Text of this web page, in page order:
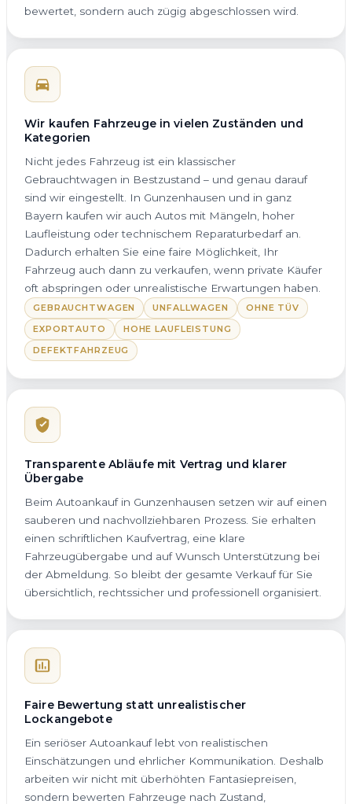
bewertet, sondern auch zügig abgeschlossen wird.
Wir kaufen Fahrzeuge in vielen Zuständen und
Kategorien
Nicht jedes Fahrzeug ist ein klassischer
Gebrauchtwagen in Bestzustand – und genau darauf
sind wir eingestellt. In Gunzenhausen und in ganz
Bayern kaufen wir auch Autos mit Mängeln, hoher
Laufleistung oder technischem Reparaturbedarf an.
Dadurch erhalten Sie eine faire Möglichkeit, Ihr
Fahrzeug auch dann zu verkaufen, wenn private Käufer
oft abspringen oder unrealistische Erwartungen haben.
GEBRAUCHTWAGEN UNFALLWAGEN
OHNE TÜV
EXPORTAUTO
HOHE LAUFLEISTUNG
DEFEKTFAHRZEUG
Transparente Abläufe mit Vertrag und klarer
Übergabe
Beim Autoankauf in Gunzenhausen setzen wir auf einen
sauberen und nachvollziehbaren Prozess. Sie erhalten
einen schriftlichen Kaufvertrag, eine klare
Fahrzeugübergabe und auf Wunsch Unterstützung bei
der Abmeldung. So bleibt der gesamte Verkauf für Sie
übersichtlich, rechtssicher und professionell organisiert.
Faire Bewertung statt unrealistischer
Lockangebote
Ein seriöser Autoankauf lebt von realistischen
Einschätzungen und ehrlicher Kommunikation. Deshalb
arbeiten wir nicht mit überhöhten Fantasiepreisen,
sondern bewerten Fahrzeuge nach Zustand,